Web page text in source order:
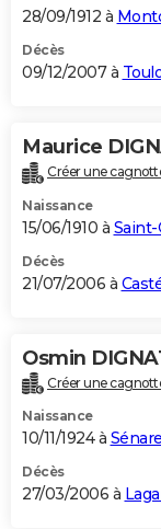
28/09/1912 à
Décès
09/12/2007 à
Maurice
Créer une
Naissance
15/06/1910 à
Décès
21/07/2006 à
Osmin
Créer une
Naissance
10/11/1924 à
Décès
27/03/2006 à